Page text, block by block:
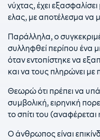
νύχτας, έχει
ελας, με αποτέλεσμα να
Παράλληλα, ο
συλληφθεί περίπου ένα
όταν εντοπίστηκε να
και να τους πληρώνει
Θεωρώ ότι πρέπει να
συμβολική, ειρηνική
το σπίτι του
Ο άνθρωπος είναι